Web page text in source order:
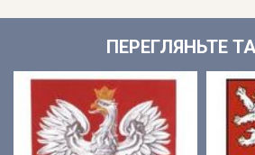
ПЕРЕГЛЯНЬТЕ